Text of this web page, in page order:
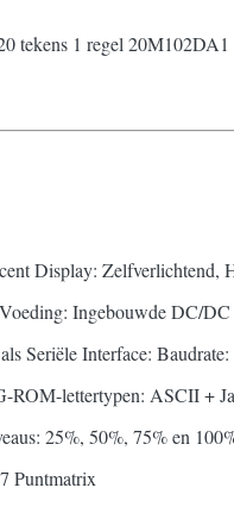
tekens 1 regel 20M102DA1
Display: Zelfverlichtend,
Ingebouwde DC/DC
Seriële Interface:
ROM-lettertypen: ASCII +
25%, 50%, 75% en
Puntmatrix